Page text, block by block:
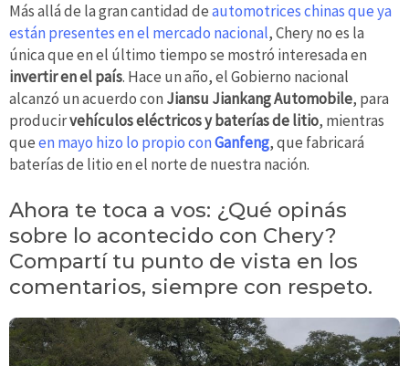
Más allá de la gran cantidad deautomotrices chinas que ya
están presentes en el mercado nacional, Chery no es la
única que en el último tiempo se mostró interesada en
invertir en el país. Hace un año, el Gobierno nacional
alcanzó un acuerdo con Jiansu Jiankang Automobile, para
producirvehículos eléctricos y baterías de litio, mientras
queen mayo hizo lo propio conGanfeng, que fabricará
baterías de litio en el norte de nuestra nación.
Ahora te toca a vos: ¿Qué opinás
sobre lo acontecido con Chery?
Compartí tu punto de vista en los
comentarios, siempre con respeto.